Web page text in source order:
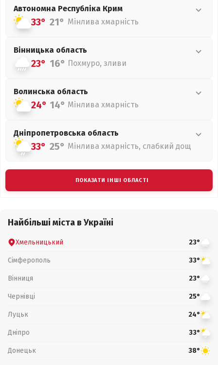
Автономна Республіка Крим
33° 21° Мінлива хмарність
Вінницька область
23° 16° Похмуро, зливи
Волинська область
24° 14° Мінлива хмарність
Дніпропетровська область
33° 25° Мінлива хмарність, слабкий дощ
ПОКАЗАТИ ІНШІ ОБЛАСТІ
Найбільші міста в Україні
Хмельницький 23°
Сімферополь 33°
Вінниця 23°
Чернівці 25°
Луцьк 24°
Дніпро 33°
Донецьк 38°